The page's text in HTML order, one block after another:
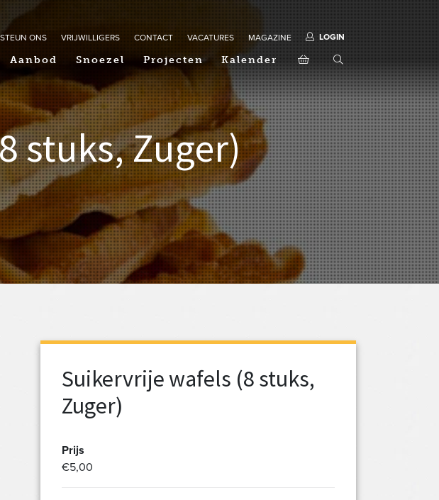
STEUN ONS VRIJWILLIGERS CONTACT VACATURES MAGAZINE LOGIN
Aanbod Snoezel Projecten Kalender
stuks, Zuger)
Suikervrije wafels (8 stuks,
Zuger)
Prijs
€5,00